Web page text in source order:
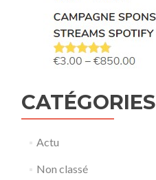
CATÉGORIES
Actu
Non classé